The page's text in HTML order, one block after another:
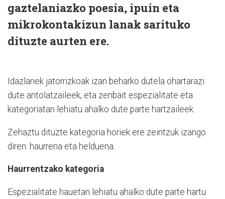
gaztelaniazko poesia, ipuin eta
mikrokontakizun lanak sarituko
dituzte aurten ere.
Idazlanek jatorrizkoak izan beharko dutela ohartarazi
dute antolatzaileek, eta zenbait espezialitate eta
kategoriatan lehiatu ahalko dute parte hartzaileek.
Zehaztu dituzte kategoria horiek ere zeintzuk izango
diren: haurrena eta helduena.
Haurrentzako kategoria
Espezialitate hauetan lehiatu ahalko dute parte hartu